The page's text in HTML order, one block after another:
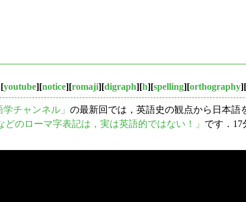
[youtube][notice][romaji][digraph][h][spelling][orthography][
チャンネル」 の最新回では，英語史の観点から日本
どのローマ字表記は，実は英語的ではない！」 です．17